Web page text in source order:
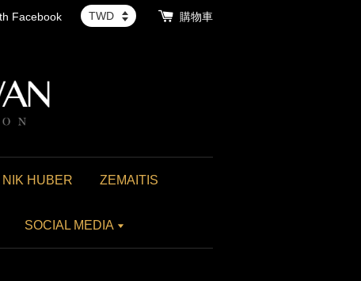
Facebook 購物車
NIK HUBER ZEMAITIS
SOCIAL MEDIA